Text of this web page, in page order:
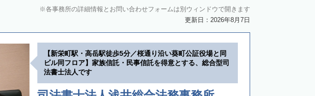
各事務所の詳細情報とお問い合わせフォームは別ウィンドウで開きます
更新日：2026年8月7日
【新栄町駅・高岳駅徒歩5分／桜通り沿い葵町公証役場と同
ビル同フロア】家族信託・民事信託を得意とする、総合型司
法書士法人です